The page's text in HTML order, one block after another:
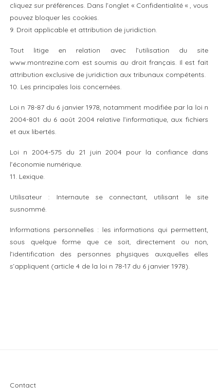
cliquez sur préférences. Dans l’onglet « Confidentialité « , vous
pouvez bloquer les cookies.
9. Droit applicable et attribution de juridiction.
Tout litige en relation avec l’utilisation du site
www.montrezine.com est soumis au droit français. Il est fait
attribution exclusive de juridiction aux tribunaux compétents.
10. Les principales lois concernées.
Loi n 78-87 du 6 janvier 1978, notamment modifiée par la loi n
2004-801 du 6 août 2004 relative l’informatique, aux fichiers
et aux libertés.
Loi n 2004-575 du 21 juin 2004 pour la confiance dans
l’économie numérique.
11. Lexique.
Utilisateur : Internaute se connectant, utilisant le site
susnommé.
Informations personnelles : les informations qui permettent,
sous quelque forme que ce soit, directement ou non,
l’identification des personnes physiques auxquelles elles
s’appliquent (article 4 de la loi n 78-17 du 6 janvier 1978).
Contact